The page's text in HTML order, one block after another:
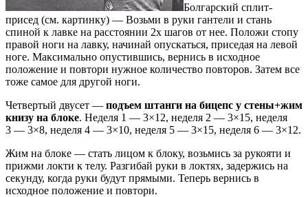
Болгарский сплит-
присед (см. картинку) — Возьми в руки гантели и стань
спиной к лавке на расстоянии 2х шагов от нее. Положи стопу
правой ноги на лавку, начинай опускаться, приседая на левой
ноге. Максимально опустившись, вернись в исходное
положение и повтори нужное количество повторов. Затем все
тоже самое для другой ноги.
Четвертый двусет — подъем штанги на бицепс у стены+жим
книзу на блоке. Неделя 1 — 3×12, неделя 2 — 3×15, неделя
3 — 3×8, неделя 4 — 3×10, неделя 5 — 3×15, неделя 6 — 3×12.
Жим на блоке — стать лицом к блоку, возьмись за рукояти и
прижми локти к телу. Разгибай руки в локтях, задержись на
секунду, когда руки будут прямыми. Теперь вернись в
исходное положение и повтори.